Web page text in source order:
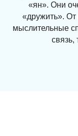
«ян». Они
«дружить».
мыслительные